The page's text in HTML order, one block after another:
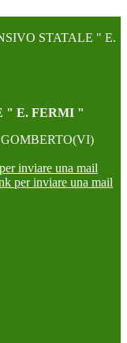
STATALE " E.
" E. FERMI "
inviare una mail
per inviare una mail